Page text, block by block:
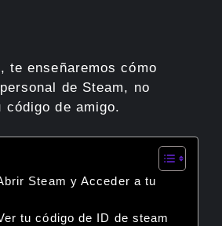
te enseñaremos cómo
de Steam, no
de amigo.
Steam y Acceder a tu
tu código de ID de steam